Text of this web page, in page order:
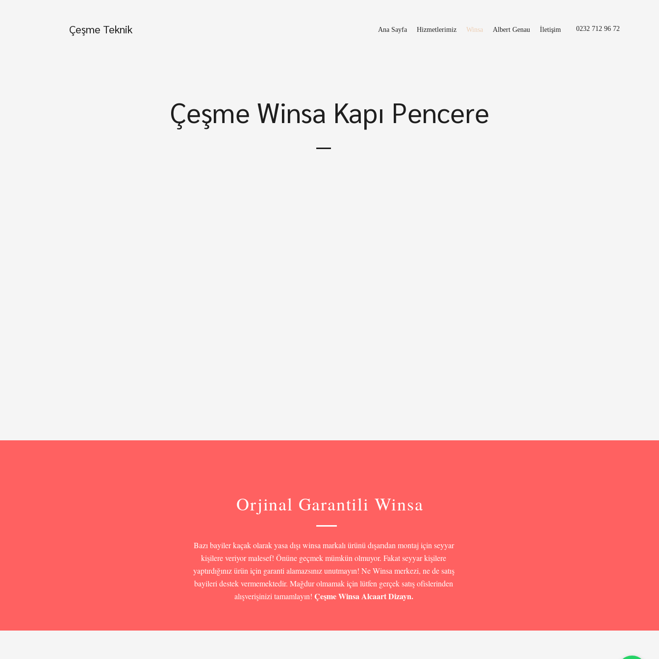
Çeşme Teknik Ana Sayfa Hizmetlerimiz Winsa Albert Genau İletişim 0232 712 96 72
Çeşme Winsa Kapı Pencere
Orjinal Garantili Winsa
Bazı bayiler kaçak olarak yasa dışı winsa markalı ürünü dışarıdan montaj için seyyar
kişilere veriyor malesef! Önüne geçmek mümkün olmuyor. Fakat seyyar kişilere
yaptırdığınız ürün için garanti alamazsınız unutmayın! Ne Winsa merkezi, ne de satış
bayileri destek vermemektedir. Mağdur olmamak için lütfen gerçek satış ofislerinden
alışverişinizi tamamlayın! Çeşme Winsa Alcaart Dizayn.